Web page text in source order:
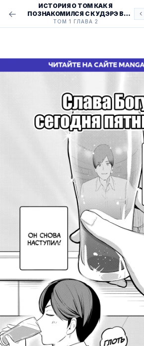
ИСТОРИЯ О ТОМ КАК Я
ПОЗНАКОМИЛСЯ С КУДЭРЭ В
БАРЕ
ТОМ 1 ГЛАВА 2